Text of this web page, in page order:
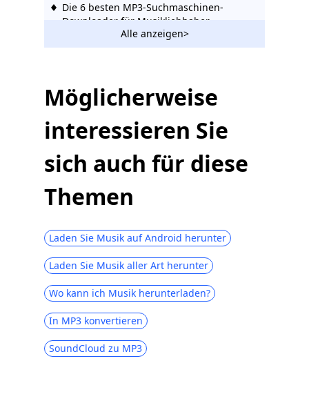
Die 6 besten MP3-Suchmaschinen-
Downloader für Musikliebhaber
Top 8 Websites für japanische Musik-
2023]
2 bemerkenswerte Methoden zum
Herunterladen von Musik auf das iPhone
[Top 13] Beste MP3-Downloadseiten 2023
(kostenlos, sicher, schnell)
OKmusi Bewertung | Beste Seite zum
Alle anzeigen>
Möglicherweise
interessieren Sie
sich auch für diese
Themen
Laden Sie Musik auf Android herunter
Laden Sie Musik aller Art herunter
Wo kann ich Musik herunterladen?
In MP3 konvertieren
SoundCloud zu MP3